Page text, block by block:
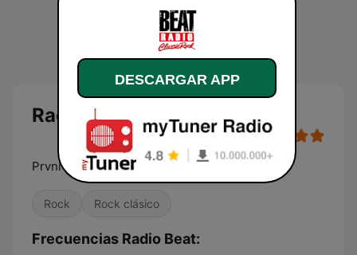
Radio Beat
První bigbít u nás
Rock Rock clásico
Frecuencias Radio Beat:
DESCARGAR APP